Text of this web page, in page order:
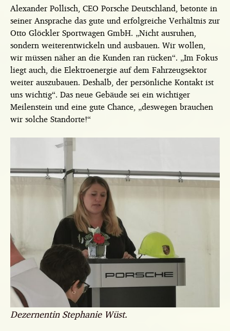
Alexander Pollisch, CEO Porsche Deutschland, betonte in
seiner Ansprache das gute und erfolgreiche Verhältnis zur
Otto Glöckler Sportwagen GmbH. „Nicht ausruhen,
sondern weiterentwickeln und ausbauen. Wir wollen,
wir müssen näher an die Kunden ran rücken“. „Im Fokus
liegt auch, die Elektroenergie auf dem Fahrzeugsektor
weiter auszubauen. Deshalb, der persönliche Kontakt ist
uns wichtig“. Das neue Gebäude sei ein wichtiger
Meilenstein und eine gute Chance, „deswegen brauchen
wir solche Standorte!“
Dezernentin Stephanie Wüst.